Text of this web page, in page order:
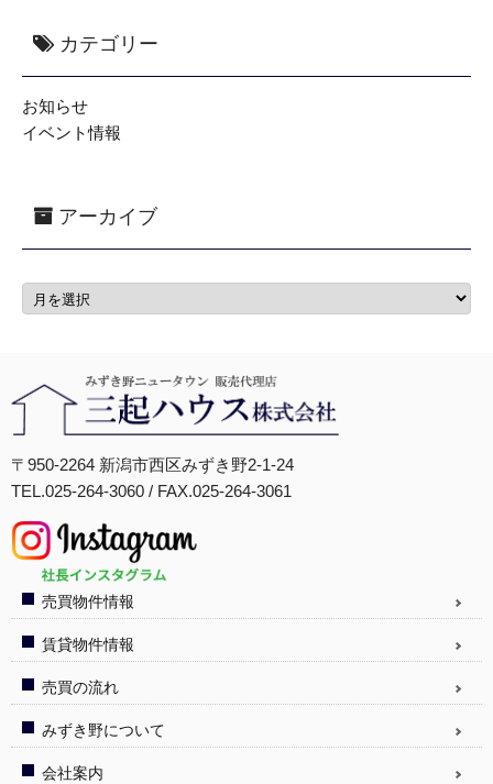
カテゴリー
お知らせ
イベント情報
アーカイブ
〒950-2264 新潟市西区みずき野2-1-24
TEL.025-264-3060 / FAX.025-264-3061
売買物件情報
賃貸物件情報
売買の流れ
みずき野について
会社案内